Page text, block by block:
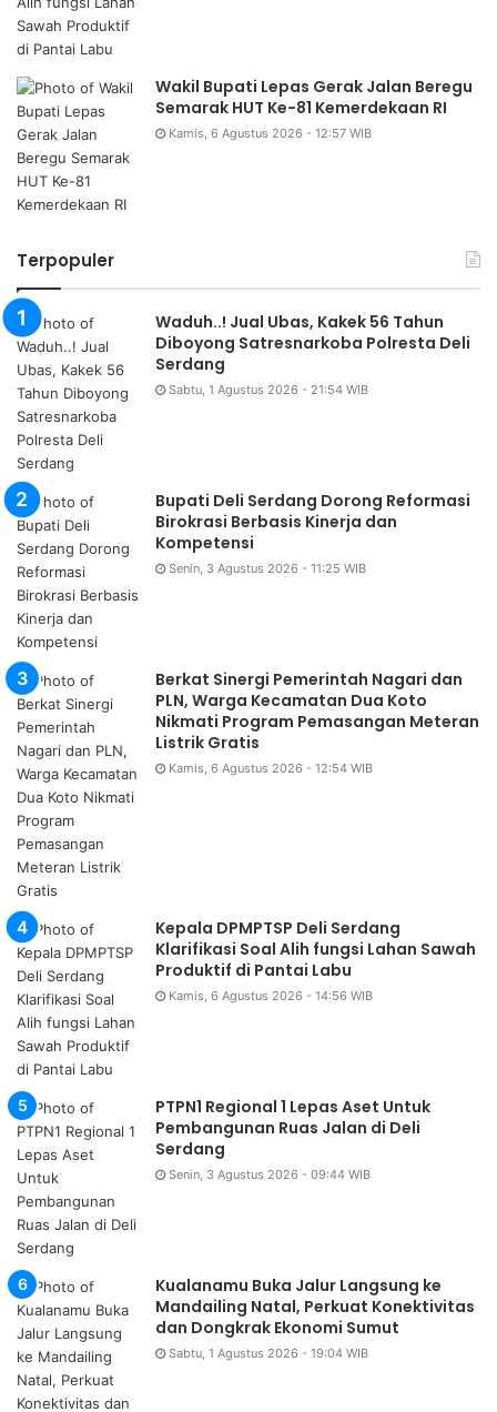
Wakil Bupati Lepas Gerak Jalan Beregu
Semarak HUT Ke-81 Kemerdekaan RI
Kamis, 6 Agustus 2026 - 12:57 WIB
Terpopuler
Waduh..! Jual Ubas, Kakek 56 Tahun
Diboyong Satresnarkoba Polresta Deli
Serdang
Sabtu, 1 Agustus 2026 - 21:54 WIB
Bupati Deli Serdang Dorong Reformasi
Birokrasi Berbasis Kinerja dan
Kompetensi
Senin, 3 Agustus 2026 - 11:25 WIB
Berkat Sinergi Pemerintah Nagari dan
PLN, Warga Kecamatan Dua Koto
Nikmati Program Pemasangan Meteran
Listrik Gratis
Kamis, 6 Agustus 2026 - 12:54 WIB
Kepala DPMPTSP Deli Serdang
Klarifikasi Soal Alih fungsi Lahan Sawah
Produktif di Pantai Labu
Kamis, 6 Agustus 2026 - 14:56 WIB
PTPN1 Regional 1 Lepas Aset Untuk
Pembangunan Ruas Jalan di Deli
Serdang
Senin, 3 Agustus 2026 - 09:44 WIB
Kualanamu Buka Jalur Langsung ke
Mandailing Natal, Perkuat Konektivitas
dan Dongkrak Ekonomi Sumut
Sabtu, 1 Agustus 2026 - 19:04 WIB